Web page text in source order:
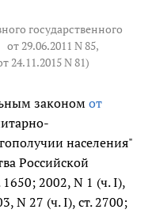
государственного
от 29.06.2011 N 85,
24.11.2015 N 81)
законом от
населения"
Российской
2002, N 1 (ч. I),
N 27 (ч. I), ст. 2700;